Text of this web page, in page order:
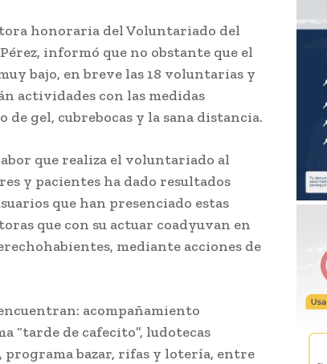
honoraria del Voluntariado del
informó que no obstante que el
bajo, en breve las 18 voluntarias y
actividades con las medidas
gel, cubrebocas y la sana distancia.
que realiza el voluntariado al
y pacientes ha dado resultados
que han presenciado estas
que con su actuar coadyuvan en
mediante acciones de
acompañamiento
“tarde de cafecito”, ludotecas
programa bazar, rifas y lotería, entre